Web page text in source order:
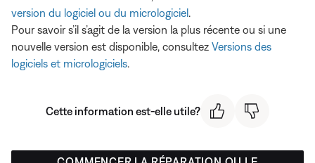
version du logiciel ou du micrologiciel
Pour savoir s’il s’agit de la version la plus récente ou si une
nouvelle version est disponible, consultez Versions des
logiciels et micrologiciels
Cette information est-elle utile?